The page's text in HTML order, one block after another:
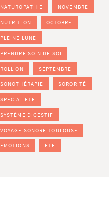
NATUROPATHIE NOVEMBRE
NUTRITION OCTOBRE
PLEINE LUNE
PRENDRE SOIN DE SOI
ROLL ON SEPTEMBRE
SONOTHÉRAPIE SORORITÉ
SPÉCIAL ÉTÉ
SYSTÈME DIGESTIF
VOYAGE SONORE TOULOUSE
ÉMOTIONS ÉTÉ